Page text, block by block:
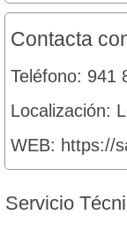
Contacta
Teléfono: 941
Localización:
WEB: https://
Servicio